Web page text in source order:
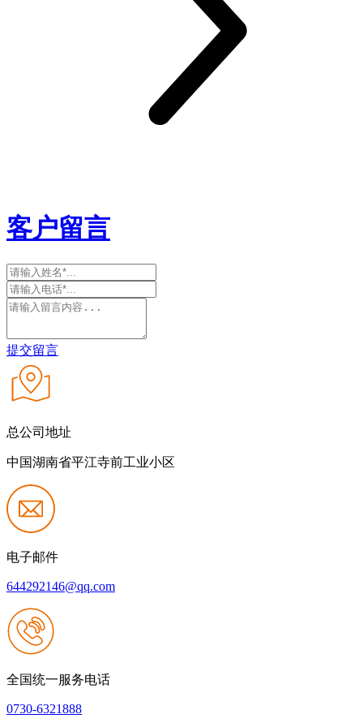
客户留言
提交留言
总公司地址
中国湖南省平江寺前工业小区
电子邮件
644292146@qq.com
全国统一服务电话
0730-6321888